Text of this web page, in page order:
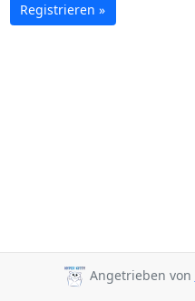
Registrieren »
Angetrieben von